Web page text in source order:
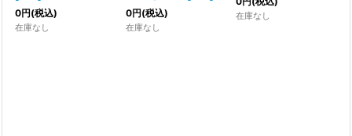
0円(税込)
在庫なし
0円(税込)
在庫なし
在庫なし